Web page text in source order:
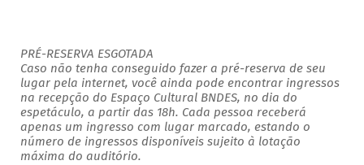
PRÉ-RESERVA ESGOTADA
Caso não tenha conseguido fazer a pré-reserva de seu
lugar pela internet, você ainda pode encontrar ingressos
na recepção do Espaço Cultural BNDES, no dia do
espetáculo, a partir das 18h. Cada pessoa receberá
apenas um ingresso com lugar marcado, estando o
número de ingressos disponíveis sujeito à lotação
máxima do auditório.